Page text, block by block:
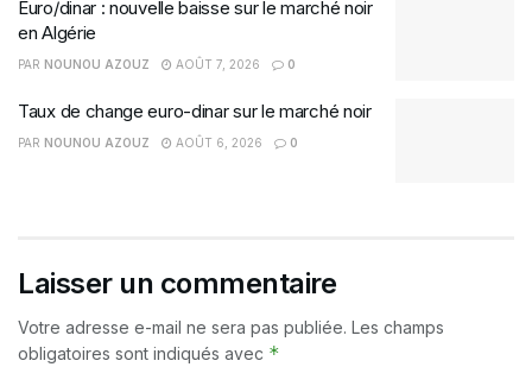
Euro/dinar : nouvelle baisse sur le marché noir
en Algérie
PAR NOUNOU AZOUZ AOÛT 7, 2026 0
Taux de change euro-dinar sur le marché noir
PAR NOUNOU AZOUZ AOÛT 6, 2026 0
Laisser un commentaire
Votre adresse e-mail ne sera pas publiée. Les champs
obligatoires sont indiqués avec *